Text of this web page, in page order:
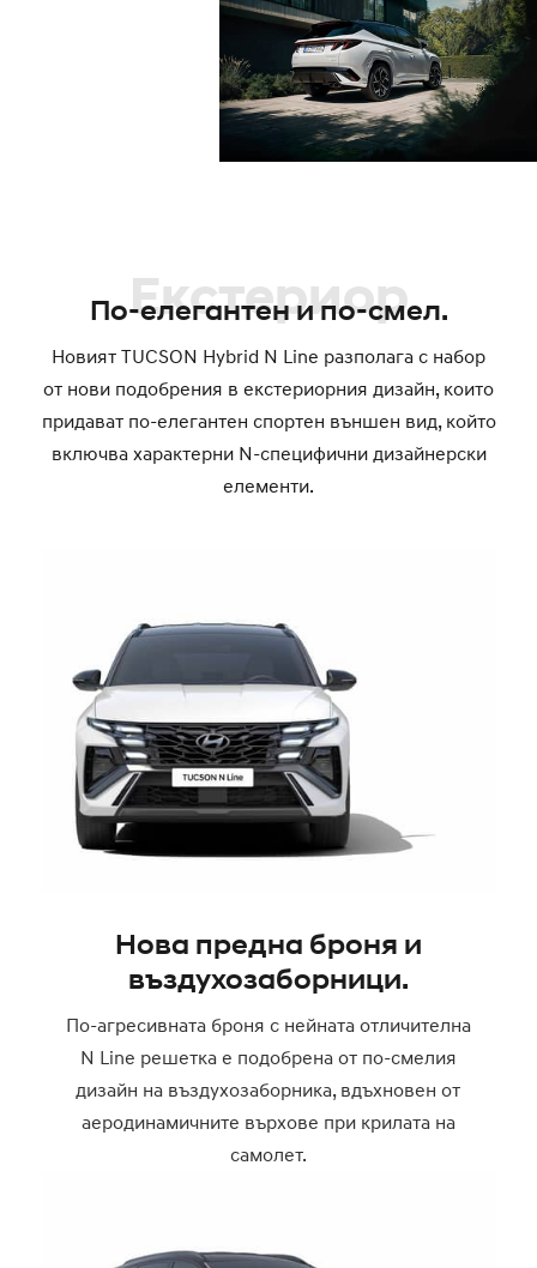
Екстериор
По-елегантен и по-смел.
Новият TUCSON Hybrid N Line разполага с набор
от нови подобрения в екстериорния дизайн, които
придават по-елегантен спортен външен вид, който
включва характерни N-специфични дизайнерски
елементи.
Нова предна броня и
въздухозаборници.
По-агресивната броня с нейната отличителна
N Line решетка е подобрена от по-смелия
дизайн на въздухозаборника, вдъхновен от
аеродинамичните върхове при крилата на
самолет.